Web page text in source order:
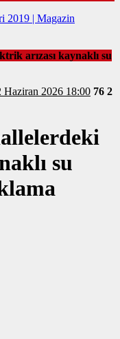
2019 | Magazin
arızası kaynaklı su
Tarihi: 2 Haziran 2026 18:00 76 2
su